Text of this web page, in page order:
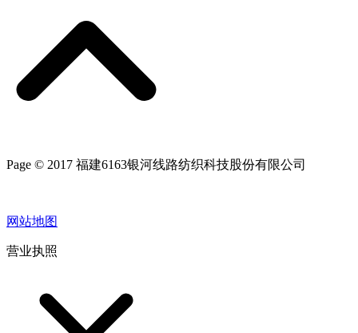
Page © 2017 福建6163银河线路纺织科技股份有限公司
网站地图
营业执照